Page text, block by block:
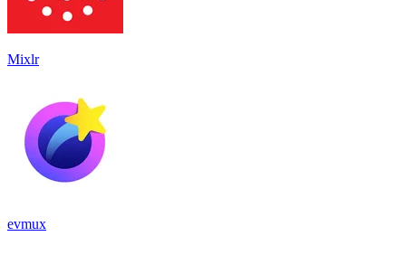
Mixlr
evmux